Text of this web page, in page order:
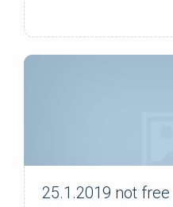
not free
25.1.2019 not free